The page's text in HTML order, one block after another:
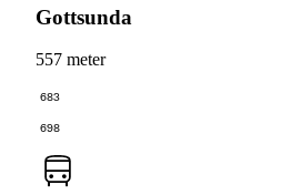
Gottsunda
557 meter
683
698